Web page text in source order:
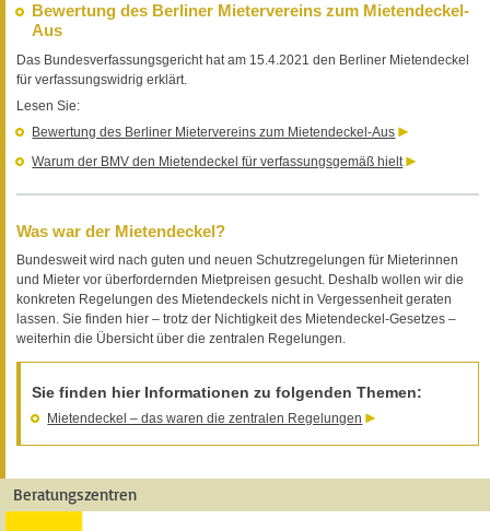
Bewertung des Berliner Mietervereins zum Mietendeckel-
Aus
Das Bundesverfassungsgericht hat am 15.4.2021 den Berliner Mietendeckel
für verfassungswidrig erklärt.
Lesen Sie:
Bewertung des Berliner Mietervereins zum Mietendeckel-Aus
Warum der BMV den Mietendeckel für verfassungsgemäß hielt
Was war der Mietendeckel?
Bundesweit wird nach guten und neuen Schutzregelungen für Mieterinnen
und Mieter vor überfordernden Mietpreisen gesucht. Deshalb wollen wir die
konkreten Regelungen des Mietendeckels nicht in Vergessenheit geraten
lassen. Sie finden hier – trotz der Nichtigkeit des Mietendeckel-Gesetzes –
weiterhin die Übersicht über die zentralen Regelungen.
Sie finden hier Informationen zu folgenden Themen:
Mietendeckel – das waren die zentralen Regelungen
Beratungszentren